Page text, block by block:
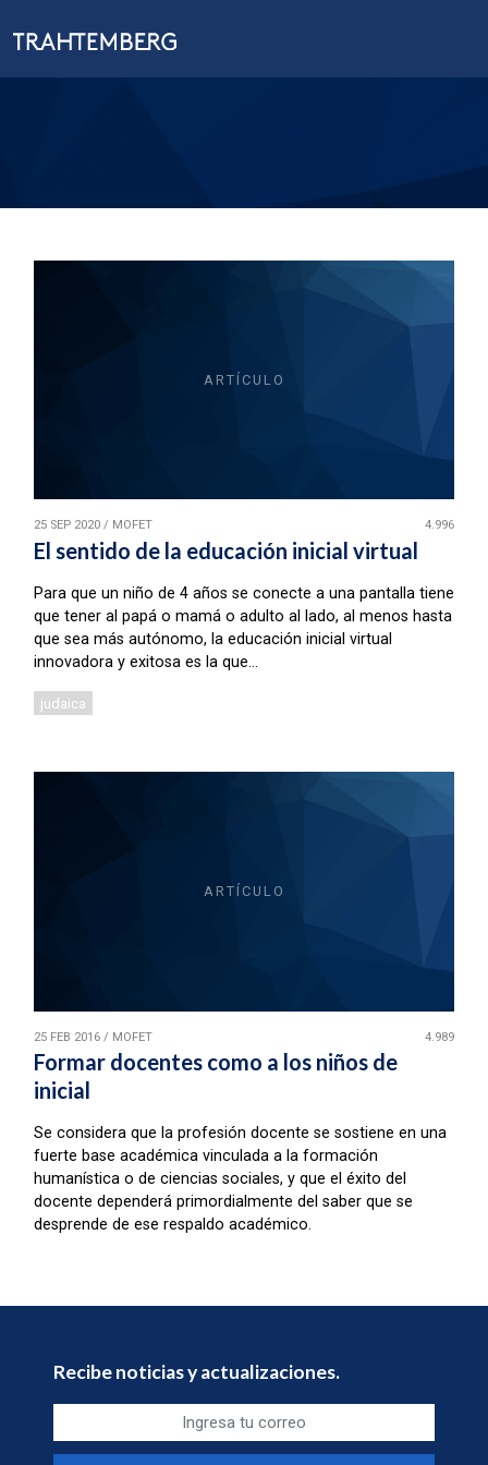
ARTÍCULO
25 SEP 2020/ MOFET 4.996
El sentido de la educación inicial virtual
Para que un niño de 4 años se conecte a una pantalla tiene
que tener al papá o mamá o adulto al lado, al menos hasta
que sea más autónomo, la educación inicial virtual
innovadora y exitosa es la que...
judaica
ARTÍCULO
25 FEB 2016/ MOFET 4.989
Formar docentes como a los niños de
inicial
Se considera que la profesión docente se sostiene en una
fuerte base académica vinculada a la formación
humanística o de ciencias sociales, y que el éxito del
docente dependerá primordialmente del saber que se
desprende de ese respaldo académico.
Recibe noticias y actualizaciones.